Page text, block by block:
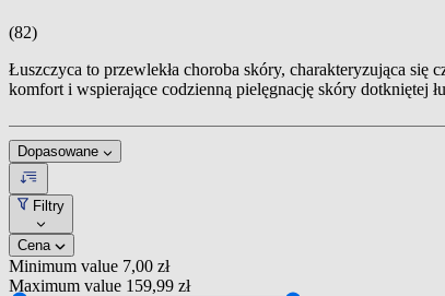
(82)
Łuszczyca to przewlekła choroba skóry, charakteryzująca się
komfort i wspierające codzienną pielęgnację skóry dotkniętej
Dopasowane
Filtry
Cena
Minimum value 7,00 zł
Maximum value 159,99 zł